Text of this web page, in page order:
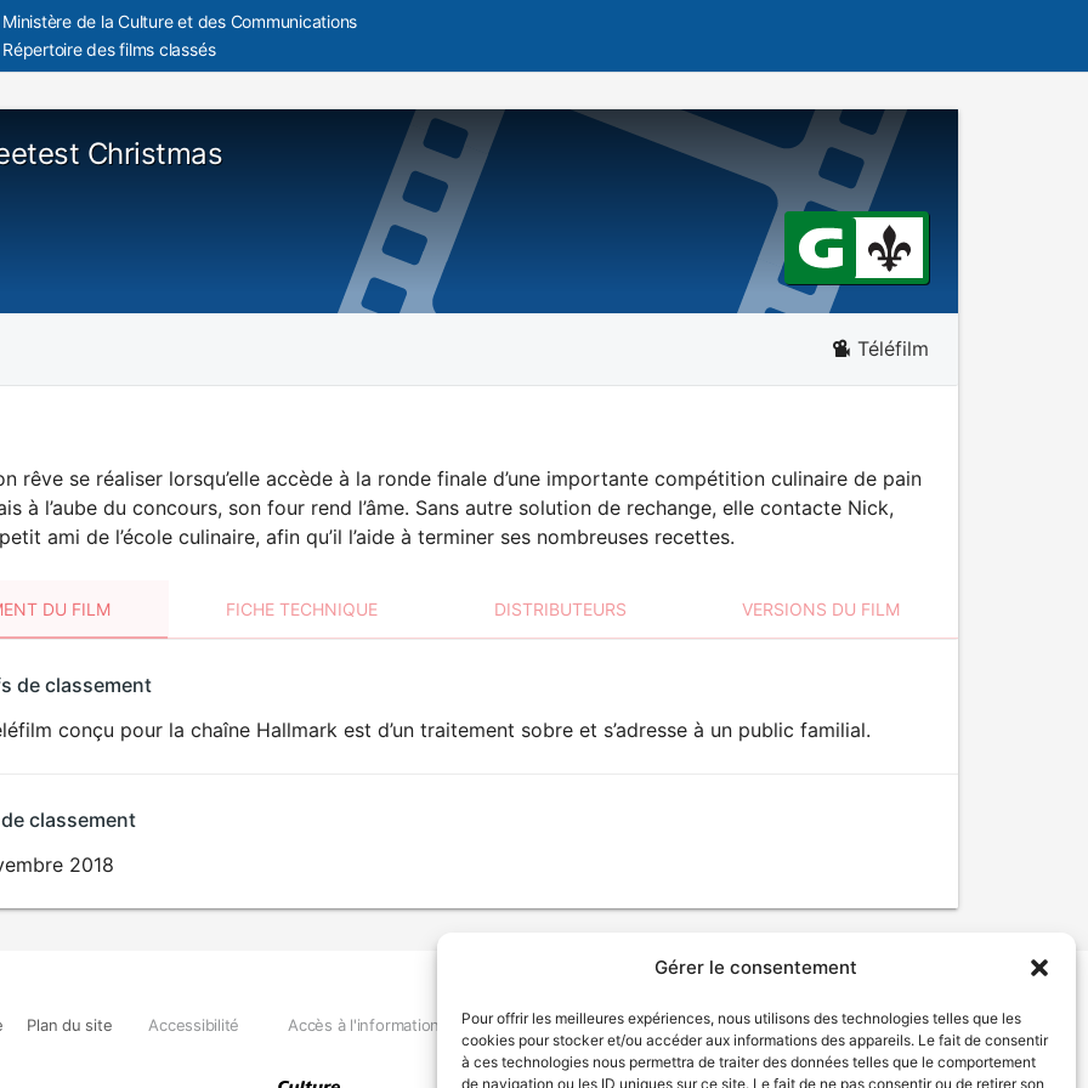
Gérer le consentement
Pour offrir les meilleures expériences, nous utilisons des technologies telles que les
cookies pour stocker et/ou accéder aux informations des appareils. Le fait de consentir
à ces technologies nous permettra de traiter des données telles que le comportement
de navigation ou les ID uniques sur ce site. Le fait de ne pas consentir ou de retirer son
Ministère de la Culture et des Communications
Répertoire des films classés
Christmas
Téléfilm
rêve se réaliser lorsqu’elle accède à la ronde finale d’une importante compétition culinaire de pain
à l’aube du concours, son four rend l’âme. Sans autre solution de rechange, elle contacte Nick,
ami de l’école culinaire, afin qu’il l’aide à terminer ses nombreuses recettes.
DU FILM FICHE TECHNIQUE DISTRIBUTEURS VERSIONS DU FILM
de classement
conçu pour la chaîne Hallmark est d’un traitement sobre et s’adresse à un public familial.
classement
2018
Plan du site Accessibilité Accès à l'information Déclaration de services Politique de confidentialité